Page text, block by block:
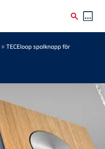
» TECEloop spolknapp för